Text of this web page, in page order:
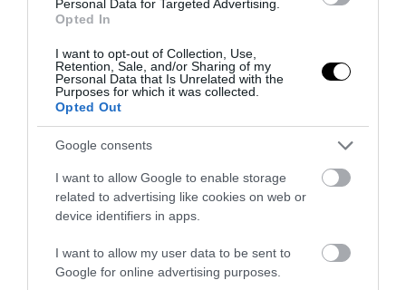
Personal Data for Targeted Advertising.
Opted In
I want to opt-out of Collection, Use,
Retention, Sale, and/or Sharing of my
Personal Data that Is Unrelated with the
Purposes for which it was collected.
Opted Out
Google consents
I want to allow Google to enable storage
related to advertising like cookies on web or
device identifiers in apps.
I want to allow my user data to be sent to
Google for online advertising purposes.
PRONEWS.GR /ΕΛΛΗΝΙΚΗ ΠΟΛΙΤΙΚΗ
Ντ.Μπακογιάννη: «Δεν είναι ταμπού η
συνεκμετάλλευση των ενεργειακών
πόρων – Τάσσομαι κατά της
επέκτασης στα 12 ν.μ.»!
20.02.2023 | 09:50